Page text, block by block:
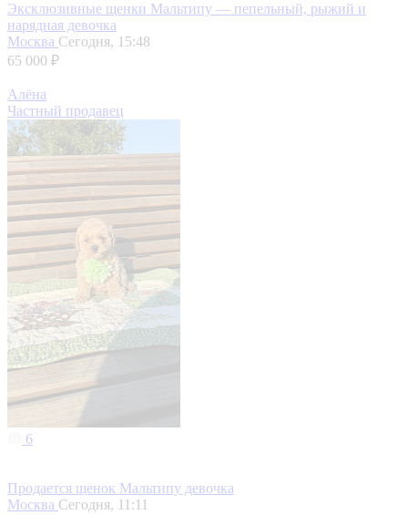
Эксклюзивные щенки Мальтипу — пепельный, рыжий и
нарядная девочка
Москва Сегодня, 15:48
65 000 ₽
Алёна
Частный продавец
6
Продается щенок Мальтипу девочка
Москва Сегодня, 11:11